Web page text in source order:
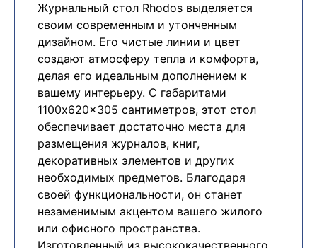
Журнальный стол Rhodos выделяется
своим современным и утонченным
дизайном. Его чистые линии и цвет
создают атмосферу тепла и комфорта,
делая его идеальным дополнением к
вашему интерьеру. С габаритами
1100x620x305 сантиметров, этот стол
обеспечивает достаточно места для
размещения журналов, книг,
декоративных элементов и других
необходимых предметов. Благодаря
своей функциональности, он станет
незаменимым акцентом вашего жилого
или офисного пространства.
Изготовленный из высококачественного